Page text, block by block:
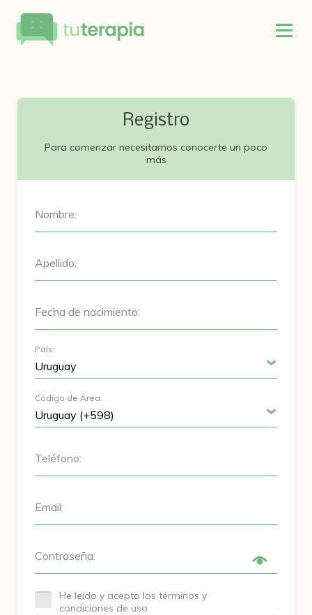
Registro
Para comenzar necesitamos conocerte un poco
más
Nombre:
Apellido:
Fecha de nacimiento:
País:
Código de Área:
Teléfono:
Email:
Contraseña:
He leído y acepto los términos y
condiciones de uso